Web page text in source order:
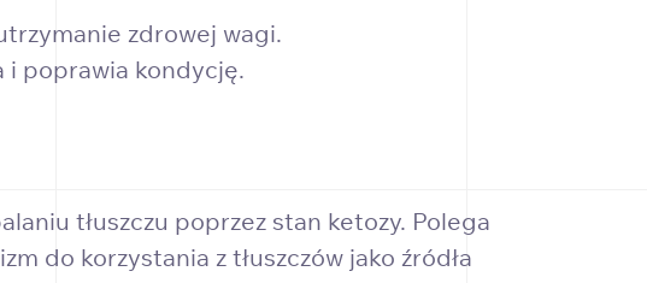
zdrowej wagi.
i poprawia kondycję.
tłuszczu poprzez stan ketozy. Polega
do korzystania z tłuszczów jako źródła